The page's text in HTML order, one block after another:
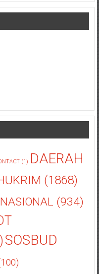
(1) DAERAH
(1868)
NASIONAL(934)
SOSBUD